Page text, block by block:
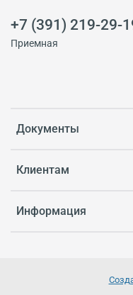
Документы
Клиентам
Информация
+7 (391) 219-29-
Приемная